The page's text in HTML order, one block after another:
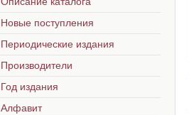
Новые поступления
Периодические издания
Производители
Год издания
Алфавит